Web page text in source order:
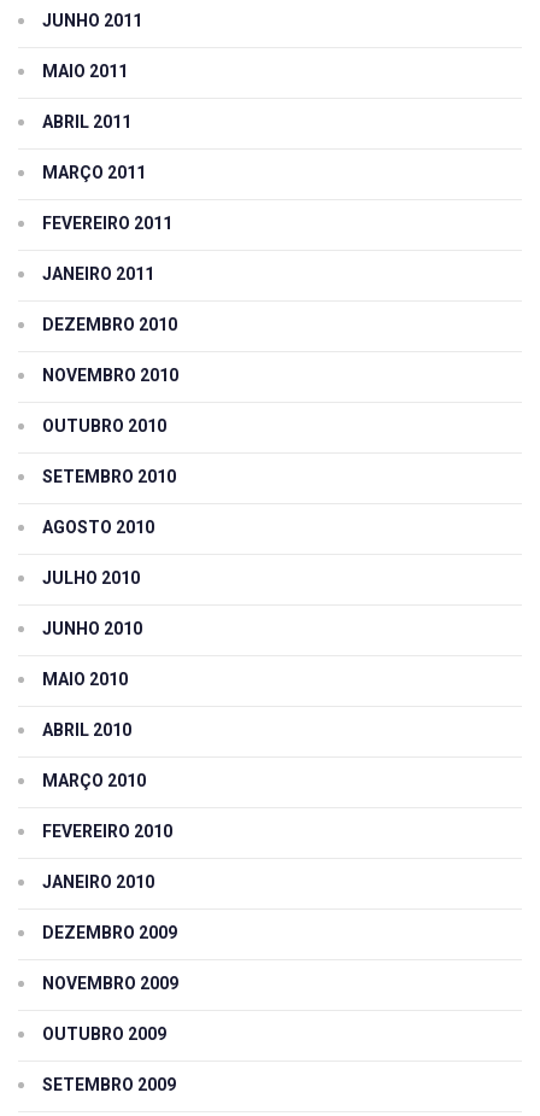
JUNHO 2011
MAIO 2011
ABRIL 2011
MARÇO 2011
FEVEREIRO 2011
JANEIRO 2011
DEZEMBRO 2010
NOVEMBRO 2010
OUTUBRO 2010
SETEMBRO 2010
AGOSTO 2010
JULHO 2010
JUNHO 2010
MAIO 2010
ABRIL 2010
MARÇO 2010
FEVEREIRO 2010
JANEIRO 2010
DEZEMBRO 2009
NOVEMBRO 2009
OUTUBRO 2009
SETEMBRO 2009